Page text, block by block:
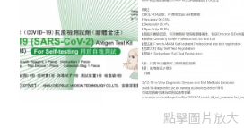
點擊圖片放大